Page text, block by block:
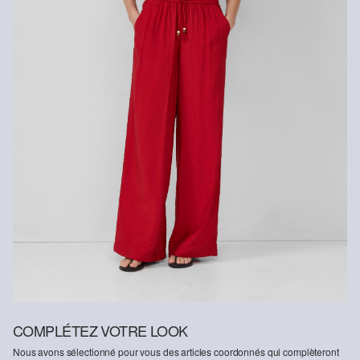
Fibre certifiée durable
Dans le domaine des fibres certifiées durables, nous nous
engageons à utiliser des fibres naturelles provenant de sources
renouvelables. Leurs matières premières sont cultivées de
manière à économiser les ressources.
Viscose plus responsable : Ce produit contient de la viscose plus
responsable. Pour la production, seul du bois provenant d’une
sylviculture certifiée est utilisé. Au cours du processus de
production, la consommation d’eau et les émissions de gaz à effet
de serre sont considérablement réduits par rapport à la production
d’autres fibres naturelles non certifiées.
COMPLÉTEZ VOTRE LOOK
Nous avons sélectionné pour vous des articles coordonnés qui complèteront